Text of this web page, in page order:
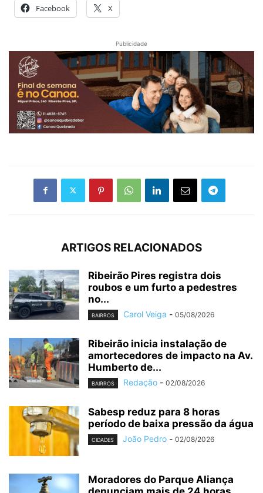
Facebook X
Publicidade
ARTIGOS RELACIONADOS
Ribeirão Pires registra dois
roubos e um furto a pedestres
no...
BAIRROS Carol Veiga - 05/08/2026
Ribeirão inicia instalação de
amortecedores de impacto na Av.
Humberto de...
BAIRROS Redação - 02/08/2026
Sabesp reduz para 8 horas
período de baixa pressão da água
CIDADES João Pedro - 02/08/2026
Moradores do Parque Aliança